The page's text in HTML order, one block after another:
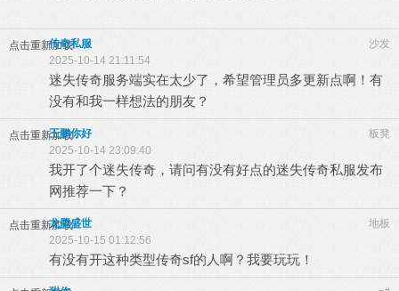
点击重新加载 沙发
传奇私服
2025-10-14 21:11:54
迷失传奇服务端实在太少了，希望管理员多更新点啊！有
没有和我一样想法的朋友？
点击重新加载 板凳
王鹏你好
2025-10-14 23:09:40
我开了个迷失传奇，请问有没有好点的迷失传奇私服发布
网推荐一下？
点击重新加载 地板
龙腾盛世
2025-10-15 01:12:56
有没有开这种类型传奇sf的人啊？我要玩玩！